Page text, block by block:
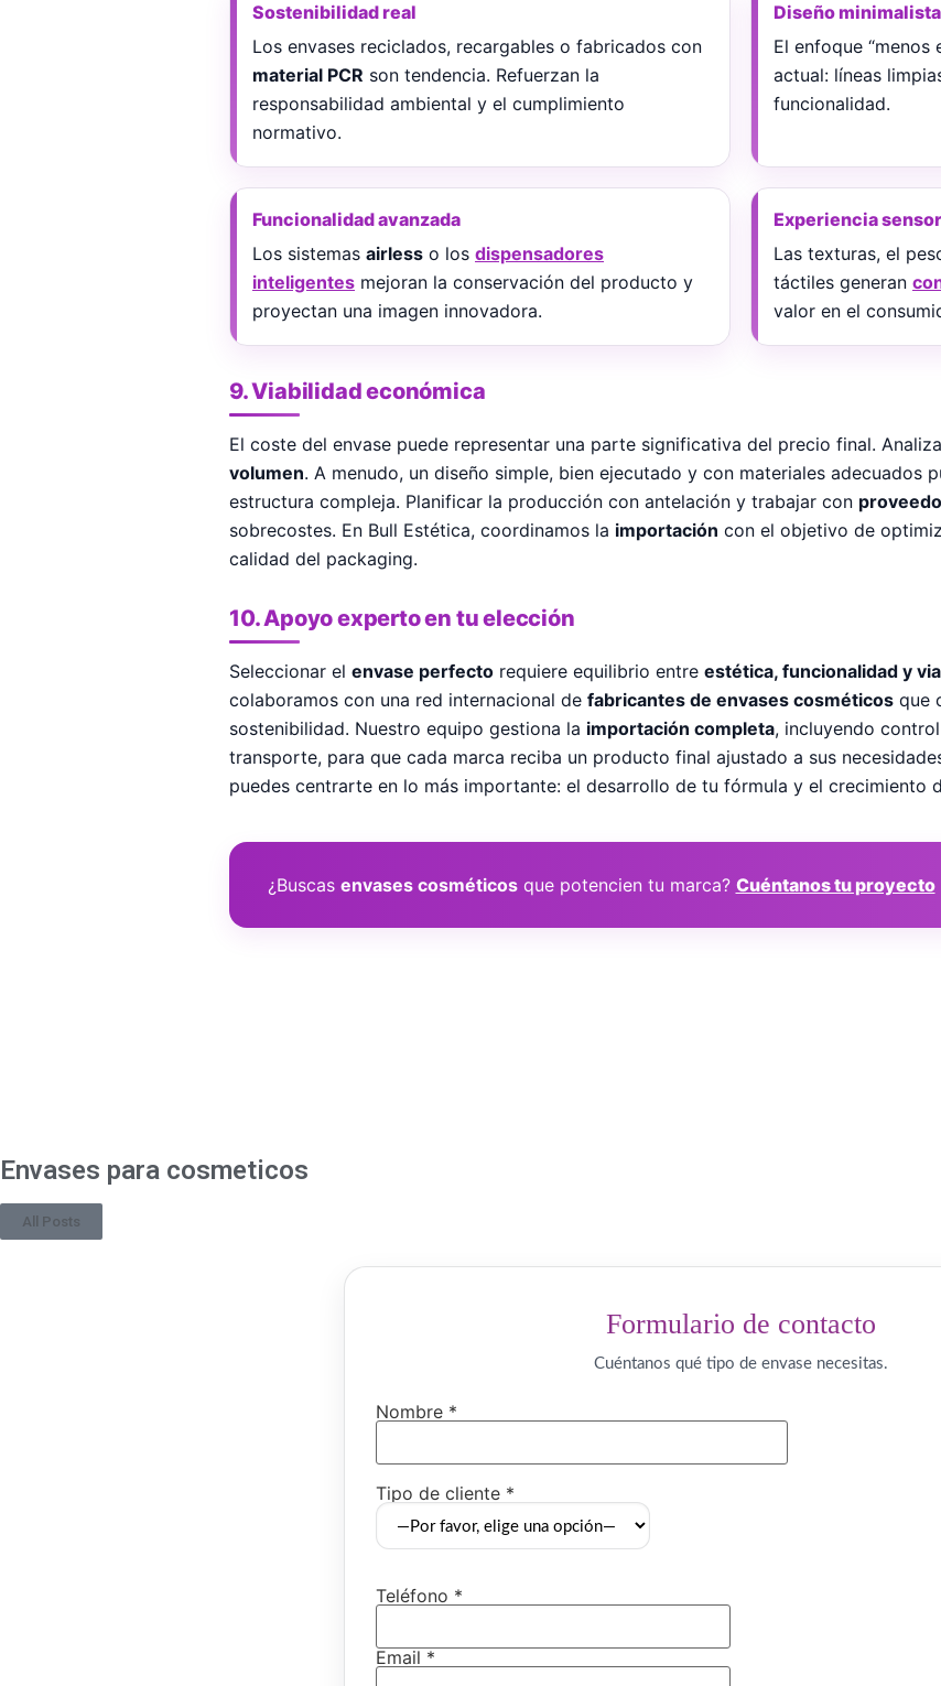
Sostenibilidad real
Los envases reciclados, recargables o fabricados con
material PCR son tendencia. Refuerzan la
responsabilidad ambiental y el cumplimiento
normativo.
Diseño minimalista
El enfoque “menos
actual: líneas
funcionalidad.
Funcionalidad avanzada
Los sistemas airless o los dispensadores
inteligentes mejoran la conservación del producto y
proyectan una imagen innovadora.
Experiencia
Las texturas, el
táctiles generan
valor en el
9. Viabilidad económica
El coste del envase puede representar una parte significativa del precio final.
volumen. A menudo, un diseño simple, bien ejecutado y con materiales adecuados
estructura compleja. Planificar la producción con antelación y trabajar con
sobrecostes. En Bull Estética, coordinamos la importación con el objetivo de
calidad del packaging.
10. Apoyo experto en tu elección
Seleccionar el envase perfecto requiere equilibrio entre estética, funcionalidad y
colaboramos con una red internacional de fabricantes de envases cosméticos que
sostenibilidad. Nuestro equipo gestiona la importación completa, incluyendo
transporte, para que cada marca reciba un producto final ajustado a sus
puedes centrarte en lo más importante: el desarrollo de tu fórmula y el crecimiento
¿Buscas envases cosméticosque potencien tu marca? Cuéntanos tu proyecto
Envases para cosmeticos
All Posts
Formulario de contacto
Cuéntanos qué tipo de envase necesitas.
Nombre *
Tipo de cliente *
Teléfono *
Email *